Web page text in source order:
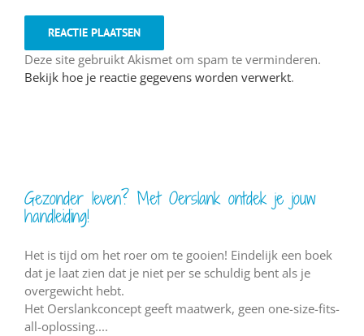
Deze site gebruikt Akismet om spam te verminderen.
Bekijk hoe je reactie gegevens worden verwerkt.
Gezonder leven? Met Oerslank ontdek je jouw
handleiding!
Het is tijd om het roer om te gooien! Eindelijk een boek
dat je laat zien dat je niet per se schuldig bent als je
overgewicht hebt.
Het Oerslankconcept geeft maatwerk, geen one-size-fits-
all-oplossing....